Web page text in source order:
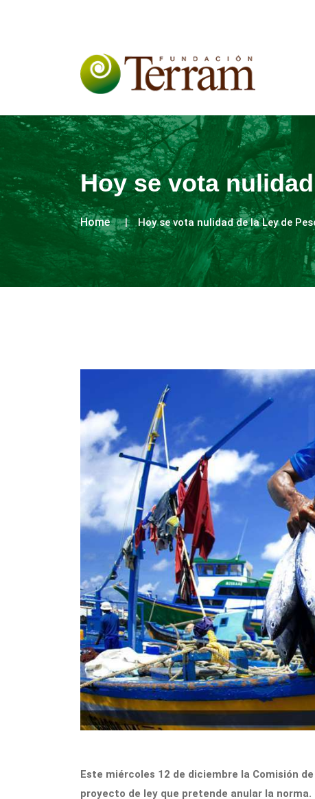
Hoy se vota
Home Hoy se vota nulidad de la Ley de
Este miércoles 12 de diciembre la Comisión
proyecto de ley que pretende anular la